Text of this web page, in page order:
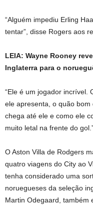
“Alguém impediu Erling
tentar”, disse Rogers aos
LEIA: Wayne Rooney
Inglaterra para o
“Ele é um jogador incrível.
ele apresenta, o quão
chega até ele e como ele
muito letal na frente do
O Aston Villa de Rodgers
quatro viagens do City ao
tenha considerado uma
noruegueses da seleção
Martin Odegaard, também